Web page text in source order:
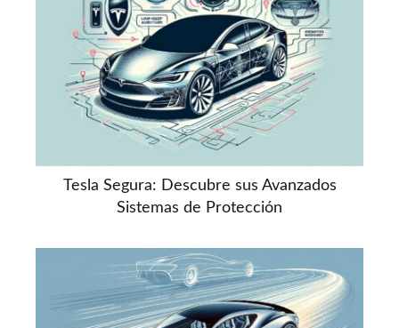
Tesla Segura: Descubre sus Avanzados
Sistemas de Protección